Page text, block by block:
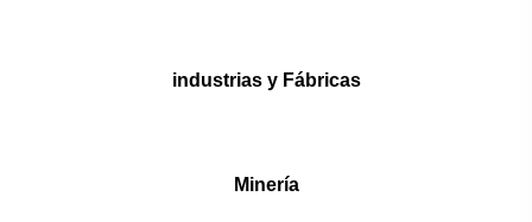
industrias y Fábricas
Minería